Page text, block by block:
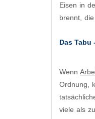
Eisen in
brennt,
Das Tabu
Wenn
Ordnung,
viele als